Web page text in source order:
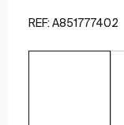
REF: A851777402